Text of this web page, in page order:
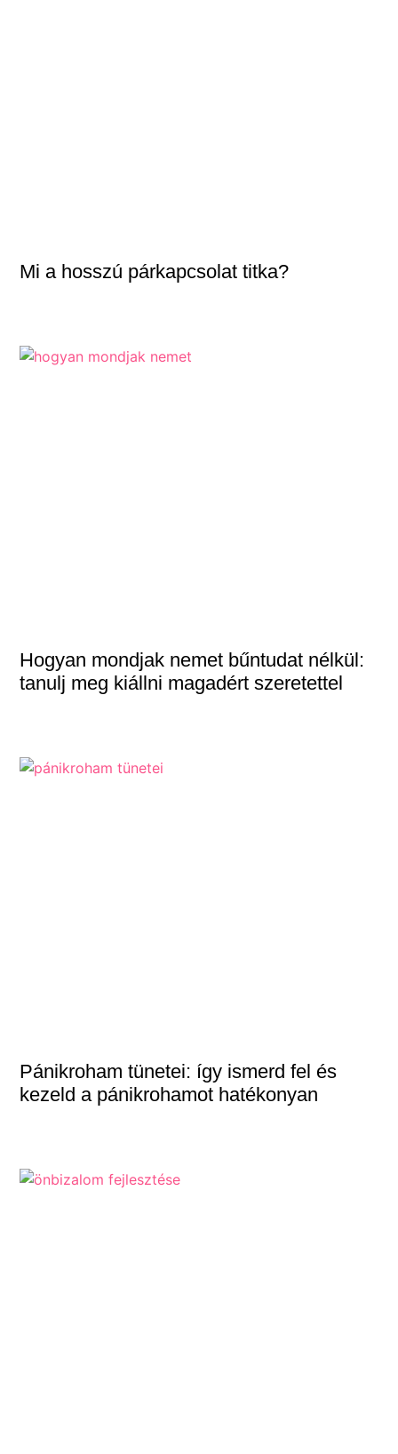
Mi a hosszú párkapcsolat titka?
Hogyan mondjak nemet bűntudat nélkül:
tanulj meg kiállni magadért szeretettel
Pánikroham tünetei: így ismerd fel és
kezeld a pánikrohamot hatékonyan